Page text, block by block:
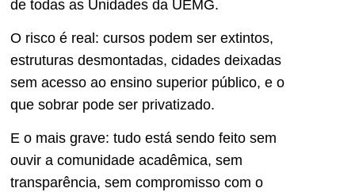
de todas as Unidades da UEMG.
O risco é real: cursos podem ser extintos,
estruturas desmontadas, cidades deixadas
sem acesso ao ensino superior público, e o
que sobrar pode ser privatizado.
E o mais grave: tudo está sendo feito sem
ouvir a comunidade acadêmica, sem
transparência, sem compromisso com o